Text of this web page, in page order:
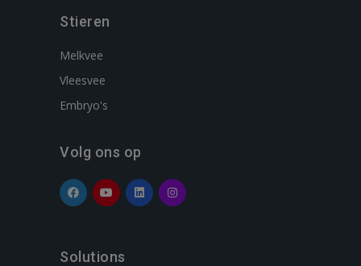
Stieren
Melkvee
Vleesvee
Embryo's
Volg ons op
Solutions